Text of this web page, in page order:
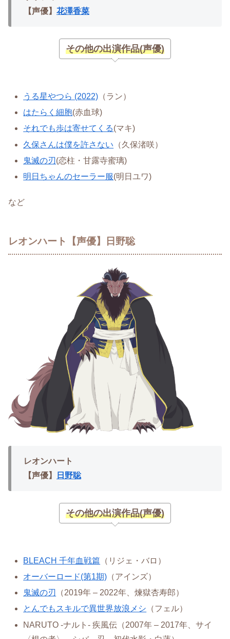
【声優】 花澤香菜
その他の出演作品(声優)
うる星やつら (2022) （ラン）
はたらく細胞(赤血球)
それでも歩は寄せてくる(マキ)
久保さんは僕を許さない （久保渚咲）
鬼滅の刃 (恋柱・甘露寺蜜璃)
明日ちゃんのセーラー服(明日ユワ)
など
レオンハート【声優】日野聡
レオンハート
【声優】
日野聡
その他の出演作品(声優)
BLEACH 千年血戦篇 （リジェ・バロ）
オーバーロード(第1期) （アインズ）
鬼滅の刃
（2019年 – 2022年、煉獄杏寿郎）
とんでもスキルで異世界放浪メシ （フェル）
NARUTO -ナルト- 疾風伝（2007年 – 2017年、サイ